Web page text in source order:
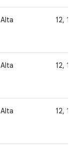
Alta 12,
Alta 12,
Alta 12,